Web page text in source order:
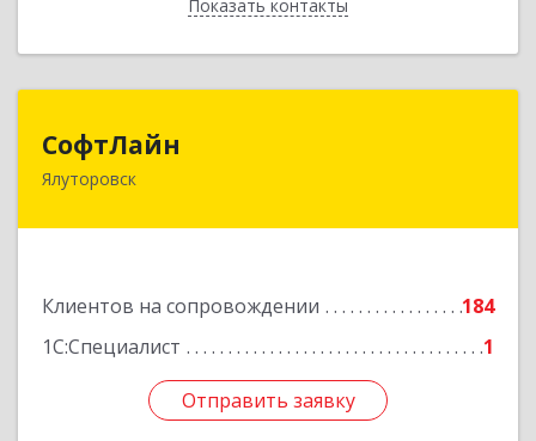
Показать контакты
Назад
СофтЛайн
Ялуторовск
Клиентов на сопровождении
184
1С:Специалист
1
Отправить заявку
627010, Тюменская обл, Ялуторовский р-н,
Отправить заявку